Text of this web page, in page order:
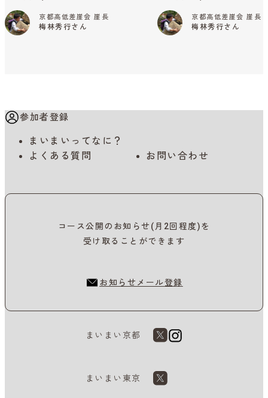
京都高低差崖会 崖長
梅林秀行さん
京都高低差崖会 崖長
梅林秀行さん
参加者登録
まいまいってなに？
よくある質問
お問い合わせ
コース公開のお知らせ(月2回程度)を
受け取ることができます
お知らせメール登録
まいまい京都
まいまい東京